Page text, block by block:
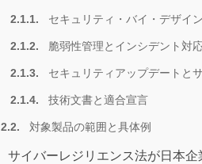
2.1.1. セキュリティ・バイ・デザイ
2.1.2. 脆弱性管理とインシデント対
2.1.3. セキュリティアップデートと
2.1.4. 技術文書と適合宣言
2.2. 対象製品の範囲と具体例
サイバーレジリエンス法が日本